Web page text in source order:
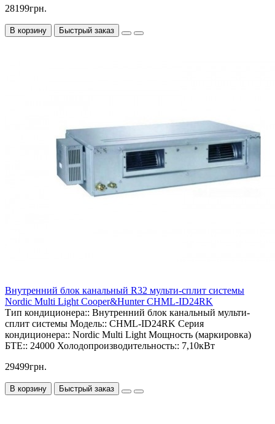
28199грн.
В корзину Быстрый заказ
Внутренний блок канальный R32 мульти-сплит системы
Nordic Multi Light Cooper&Hunter CHML-ID24RK
Тип кондиционера:: Внутренний блок канальный мульти-
сплит системы Модель:: CHML-ID24RK Серия
кондиционера:: Nordic Multi Light Мощность (маркировка)
БТЕ:: 24000 Холодопроизводительность:: 7,10кВт
29499грн.
В корзину Быстрый заказ